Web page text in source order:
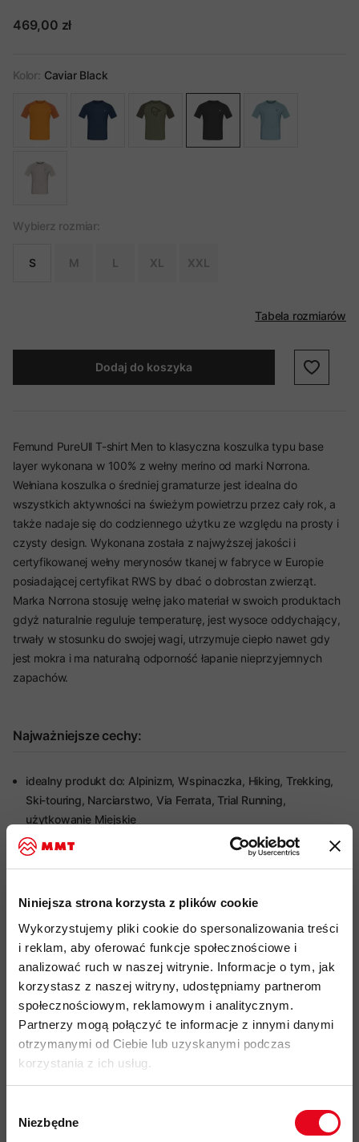
Niniejsza strona korzysta z plików cookie
Wykorzystujemy pliki cookie do spersonalizowania treści
i reklam, aby oferować funkcje społecznościowe i
analizować ruch w naszej witrynie. Informacje o tym, jak
korzystasz z naszej witryny, udostępniamy partnerom
społecznościowym, reklamowym i analitycznym.
Partnerzy mogą połączyć te informacje z innymi danymi
otrzymanymi od Ciebie lub uzyskanymi podczas
korzystania z ich usług.
zgody
Niezbędne
469,00 zł
Kolor: Caviar Black
Wybierz rozmiar:
S M L XL XXL
Tabela rozmiarów
Dodaj do koszyka
Femund PureUll T-shirt Men to klasyczna koszulka typu base
layer wykonana w 100% z wełny merino od marki Norrona.
Wełniana koszulka o średniej gramaturze jest idealna do
wszystkich aktywności na świeżym powietrzu przez cały rok, a
także nadaje się do codziennego użytku ze względu na prosty i
czysty design. Wykonana została z najwyższej jakości i
certyfikowanej wełny merynosów tkanej w fabryce w Europie
posiadającej certyfikat RWS by dbać o dobrostan zwierząt.
Marka Norrona stosuję wełnę jako materiał w swoich produktach
gdyż naturalnie reguluje temperaturę, jest wysoce oddychający,
trwały w stosunku do swojej wagi, utrzymuje ciepło nawet gdy
jest mokra i ma naturalną odporność łapanie nieprzyjemnych
zapachów.
Najważniejsze cechy:
idealny produkt do: Alpinizm, Wspinaczka, Hiking, Trekking,
Ski-touring, Narciarstwo, Via Ferrata, Trial Running,
użytkowanie Miejskie
funkcjonalna koszulka typu base layer z krótkim rękawem o
materiału pureUll180 w 100% zbudowanego z Wełny Merino o
gramaturze 165g/m2 i grubości pojedynczego włókna 18,5
mikrona
naturalne, antybakteryjne i termoregulacyjne właściwości
wełny zapobiegają powstawaniu nieprzyjemnych
zapachów, nawet przy długim użytkowaniu i przegrzewaniu
Mulesing Free - wełna merynosowa pozyskiwana bez
krzywdzącej zwierzęta praktyki mulesingu
logotyp zależny od wersji kolorystycznej produktu: